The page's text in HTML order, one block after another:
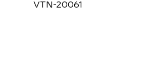
VTN-20061